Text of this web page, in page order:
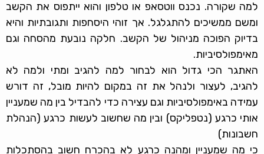
למה שקורה. נכנס ווטסאפ או טלפון והוא ייתפוס את הקשב
ומשם ממשיכים להתגלגל. אך זוהי היסחפות ותגובתיות והיא
בדיוק הפוכה מניהול של הקשב. חלקה נובעת מהסחה וגם
מאימפולסיביות.
האתגר הכי גדול הוא לבחור למה להגיב ומתי ולמה לא
להגיב, לעצור ולנהל את זה במקום להיות מובל, זה דורש
עמידה באימפולסיביות וגם עצירה כדי להבדיל בין מה שמעניין
אותי כרגע (נטפליקס) ובין מה שחשוב לעשות כרגע (הנהלת
חשבונות)
כי מה שמעניין ומהנה כרגע לא בהכרח חשוב בהסתכלות